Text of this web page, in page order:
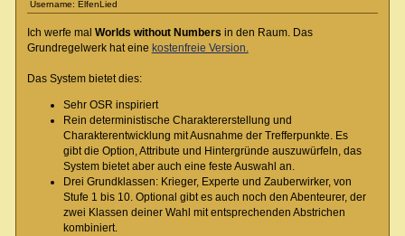
Username: ElfenLied
Ich werfe mal Worlds without Numbers in den Raum. Das
Grundregelwerk hat eine kostenfreie Version.
Das System bietet dies:
Sehr OSR inspiriert
Rein deterministische Charaktererstellung und
Charakterentwicklung mit Ausnahme der Trefferpunkte. Es
gibt die Option, Attribute und Hintergründe auszuwürfeln, das
System bietet aber auch eine feste Auswahl an.
Drei Grundklassen: Krieger, Experte und Zauberwirker, von
Stufe 1 bis 10. Optional gibt es auch noch den Abenteurer, der
zwei Klassen deiner Wahl mit entsprechenden Abstrichen
kombiniert.